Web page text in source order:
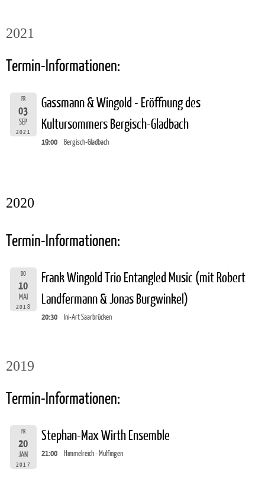
2021
Termin-Informationen:
FR
03
SEP
2021
Gassmann & Wingold - Eröffnung des
Kultursommers Bergisch-Gladbach
19:00 Bergisch-Gladbach
2020
Termin-Informationen:
DO
10
MAI
2018
Frank Wingold Trio Entangled Music (mit Robert
Landfermann & Jonas Burgwinkel)
20:30 Ini-Art Saarbrücken
2019
Termin-Informationen:
FR
20
JAN
2017
Stephan-Max Wirth Ensemble
21:00 Himmelreich - Mulfingen